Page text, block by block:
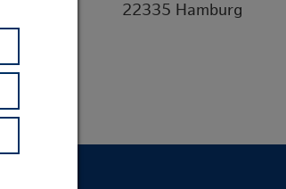
22335 Hamburg